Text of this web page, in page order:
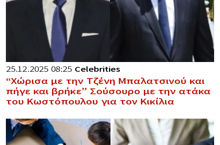
25.12.2025 08:25 Celebrities
“Χώρισα με την Τζένη Μπαλατσινού και
πήγε και βρήκε” Σούσουρο με την ατάκα
του Κωστόπουλου για τον Κικίλια